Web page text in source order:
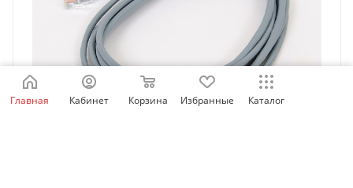
Главная Кабинет Корзина Избранные Каталог